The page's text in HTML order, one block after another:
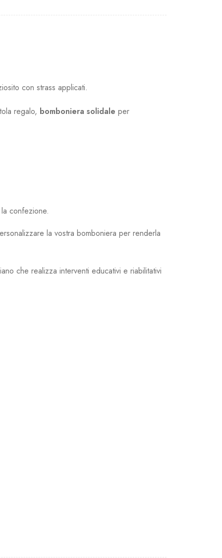
con strass applicati.
regalo, bomboniera solidale per
confezione.
la vostra bomboniera per renderla
che realizza interventi educativi e riabilitativi